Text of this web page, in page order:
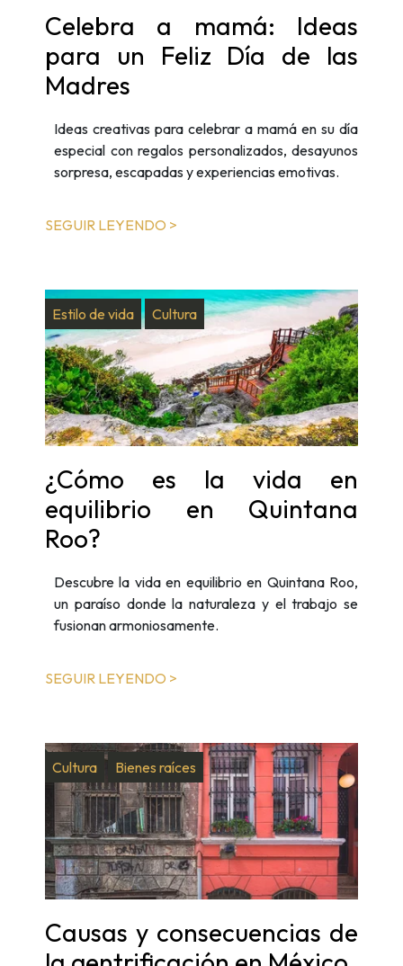
Celebra a mamá: Ideas
para un Feliz Día de las
Madres
Ideas creativas para celebrar a mamá en su día
especial con regalos personalizados, desayunos
sorpresa, escapadas y experiencias emotivas.
SEGUIR LEYENDO >
Estilo de vida Cultura
¿Cómo es la vida en
equilibrio en Quintana
Roo?
Descubre la vida en equilibrio en Quintana Roo,
un paraíso donde la naturaleza y el trabajo se
fusionan armoniosamente.
SEGUIR LEYENDO >
Cultura Bienes raíces
Causas y consecuencias de